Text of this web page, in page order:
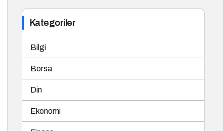
Kategoriler
Bilgi
Borsa
Din
Ekonomi